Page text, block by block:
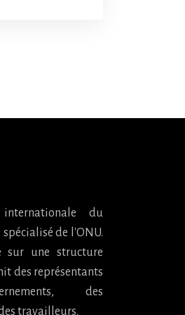
du
de l'ONU.
sur une structure
des représentants
des
travailleurs.